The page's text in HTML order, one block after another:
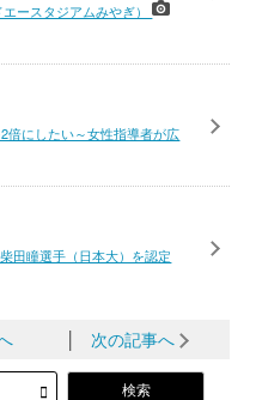
エースタジアムみやぎ）
倍にしたい～女性指導者が広
田瞳選手（日本大）を認定
次の記事へ